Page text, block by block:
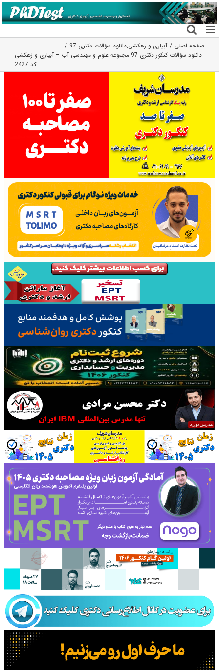
رفتن
به
محتوا
صفحه اصلی آبیاری و زهکشی,دانلود سؤالات دکتری 97
دانلود سؤالات کنکور دکتری 97 مجموعه علوم و مهندسی آب – آبیاری و زهکشی
کد 2427